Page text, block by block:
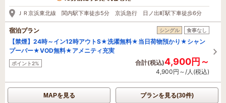
15分前に予約されました
ＪＲ京浜東北線 関内駅下車徒歩5分 京浜急行 日ノ出町駅下車徒歩6分
宿泊プラン シングル 食事なし
【禁煙】24時～イン12時アウトS★洗濯無料★当日荷物預かり★シャン
プーバー★VOD無料★アメニティ充実
ポイント2% 合計(税込)4,900円～
4,900円～/人(税込)
MAPを見る プランを見る(30件)